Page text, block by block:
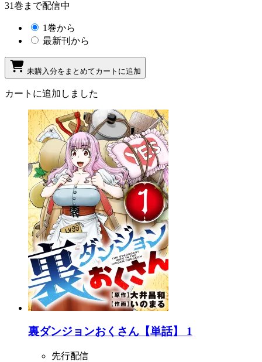
31巻まで配信中
1巻から
最新刊から
未購入分をまとめてカートに追加
カートに追加しました
裏ダンジョンおくさん【単話】 1
先行配信